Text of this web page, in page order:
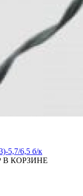
5,7/6,5 б/к
В КОРЗИНЕ